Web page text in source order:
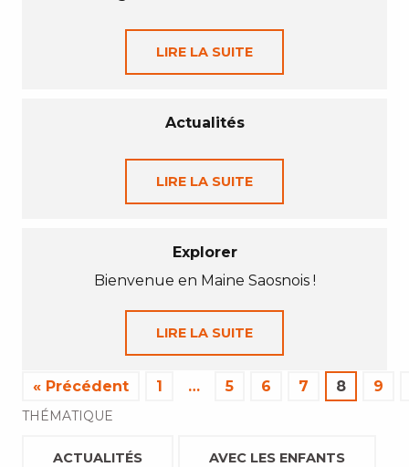
LIRE LA SUITE
Actualités
LIRE LA SUITE
Explorer
Bienvenue en Maine Saosnois !
LIRE LA SUITE
« Précédent 1 … 5 6 7 8 9
THÉMATIQUE
ACTUALITÉS AVEC LES ENFANTS